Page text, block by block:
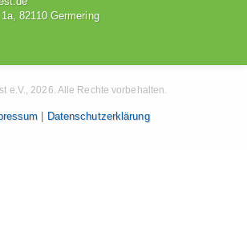
82110 Germering
e.V., 2026. Alle Rechte vorbehalten.
Datenschutzerklärung